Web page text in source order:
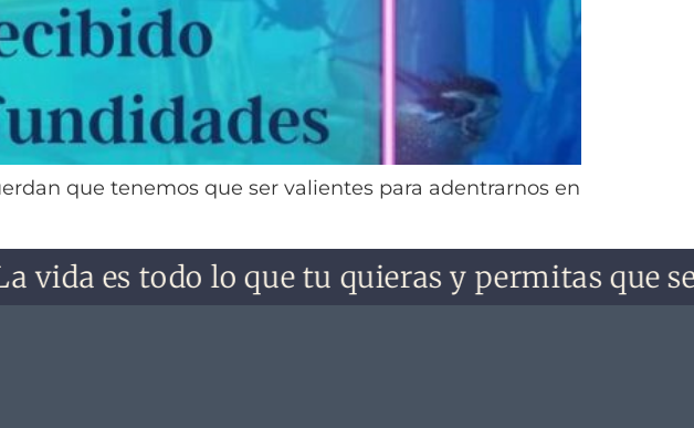
que tenemos que ser valientes para adentrarnos en
es todo lo que tu quieras y permitas que